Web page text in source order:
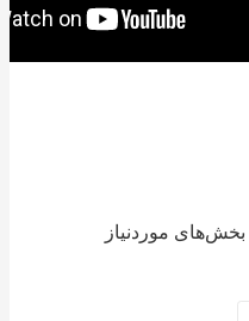
بخش‌های موردنیاز